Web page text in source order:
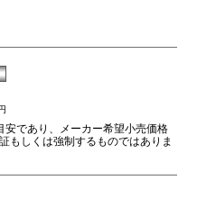
であり、メーカー希望小売価格
もしくは強制するものではありま